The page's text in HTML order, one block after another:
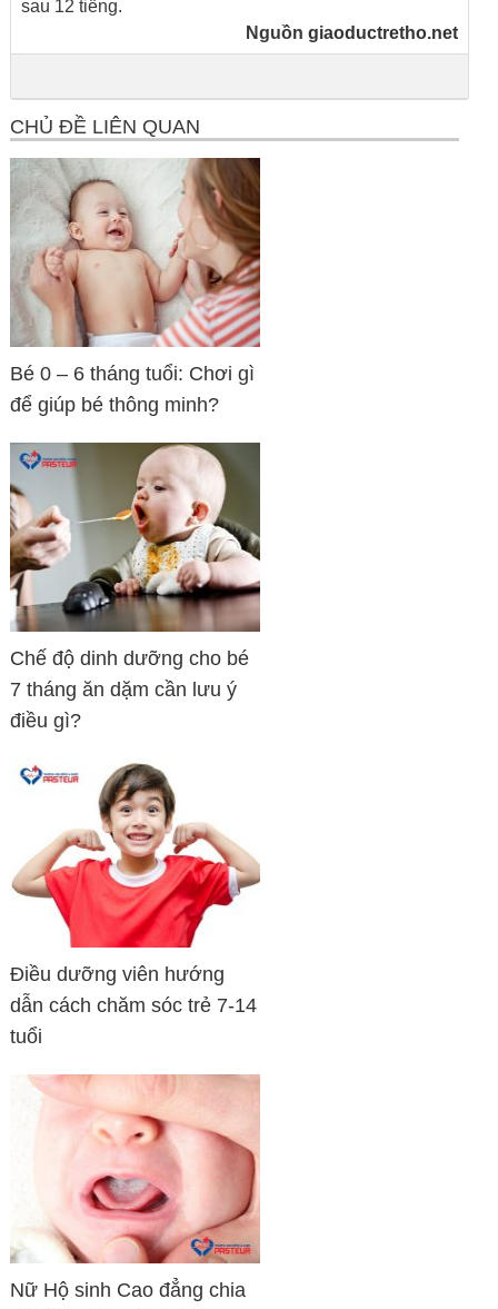
sau 12 tiếng.
Nguồn giaoductretho.net
CHỦ ĐỀ LIÊN QUAN
Bé 0 – 6 tháng tuổi: Chơi gì
để giúp bé thông minh?
Chế độ dinh dưỡng cho bé
7 tháng ăn dặm cần lưu ý
điều gì?
Điều dưỡng viên hướng
dẫn cách chăm sóc trẻ 7-14
tuổi
Nữ Hộ sinh Cao đẳng chia